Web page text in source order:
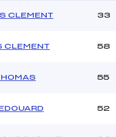
:
CLEMENT 33
CLEMENT 58
55
52